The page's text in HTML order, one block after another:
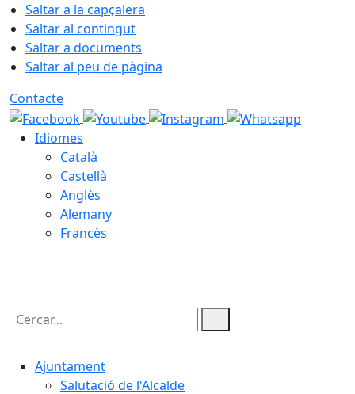
Saltar a la capçalera
Saltar al contingut
Saltar a documents
Saltar al peu de pàgina
Contacte
Idiomes
Català
Castellà
Anglès
Alemany
Francès
Cercar:
Ajuntament
Salutació de l'Alcalde